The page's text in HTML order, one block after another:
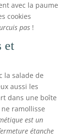
avec la paume
cookies
pas!
et
la salade de
aussi les
dans une boîte
ramollisse
est un
étanche